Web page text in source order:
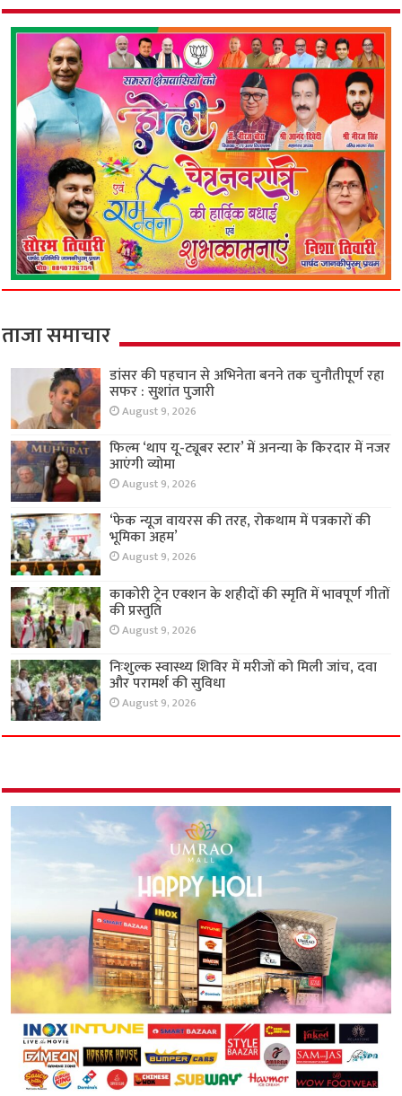
ताजा समाचार
डांसर की पहचान से अभिनेता बनने तक चुनौतीपूर्ण रहा
सफर : सुशांत पुजारी
August 9, 2026
फिल्म ‘थाप यू-ट्यूबर स्टार’ में अनन्या के किरदार में नजर
आएंगी व्योमा
August 9, 2026
‘फेक न्यूज वायरस की तरह, रोकथाम में पत्रकारों की
भूमिका अहम’
August 9, 2026
काकोरी ट्रेन एक्शन के शहीदों की स्मृति में भावपूर्ण गीतों
की प्रस्तुति
August 9, 2026
निःशुल्क स्वास्थ्य शिविर में मरीजों को मिली जांच, दवा
और परामर्श की सुविधा
August 9, 2026